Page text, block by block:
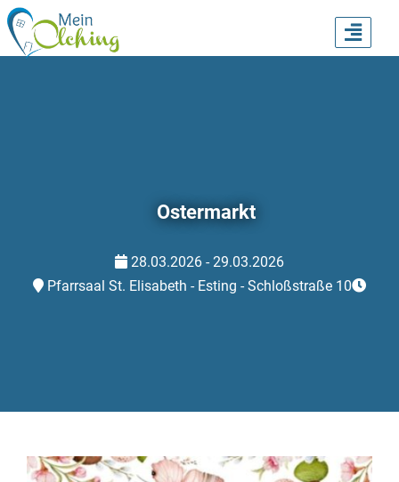
Ostermarkt
28.03.2026 - 29.03.2026
Pfarrsaal St. Elisabeth - Esting - Schloßstraße 10